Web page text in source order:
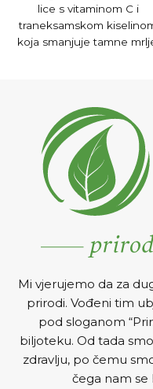
lice s vitaminom C i
traneksamskom
koja smanjuje tamne
Mi vjerujemo da za
prirodi. Vođeni tim
pod sloganom
biljoteku. Od tada
zdravlju, po čemu
čega nam se